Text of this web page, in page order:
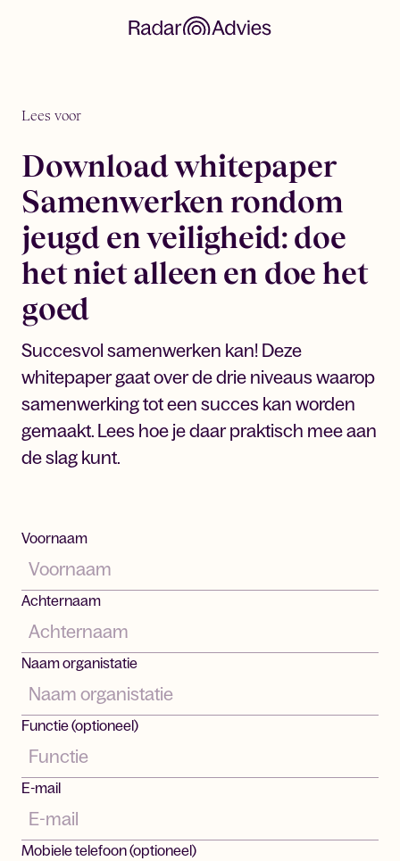
Lees voor
Download whitepaper
Samenwerken rondom
jeugd en veiligheid: doe
het niet alleen en doe het
goed
Succesvol samenwerken kan! Deze
whitepaper gaat over de drie niveaus waarop
samenwerking tot een succes kan worden
gemaakt. Lees hoe je daar praktisch mee aan
de slag kunt.
Voornaam
Achternaam
Naam organistatie
Functie (optioneel)
E-mail
Mobiele telefoon (optioneel)